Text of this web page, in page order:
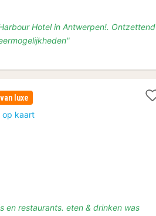
Hotel in Antwerpen!. Ontzettend
luxe
op kaart
en restaurants. eten & drinken was